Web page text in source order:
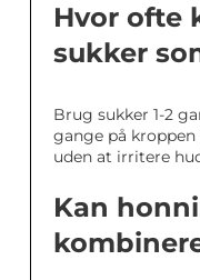
Hvor ofte
sukker
Brug sukker 1-2
gange på
uden at irritere
Kan